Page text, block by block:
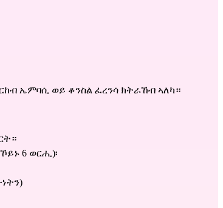
ኤምባሲ ወይ ቆንስል ፈረንሳ ክትራኸብ ኣለካ።
6 ወርሒ)፡